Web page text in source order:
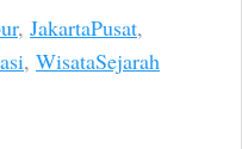
, JakartaPusat,
, WisataSejarah